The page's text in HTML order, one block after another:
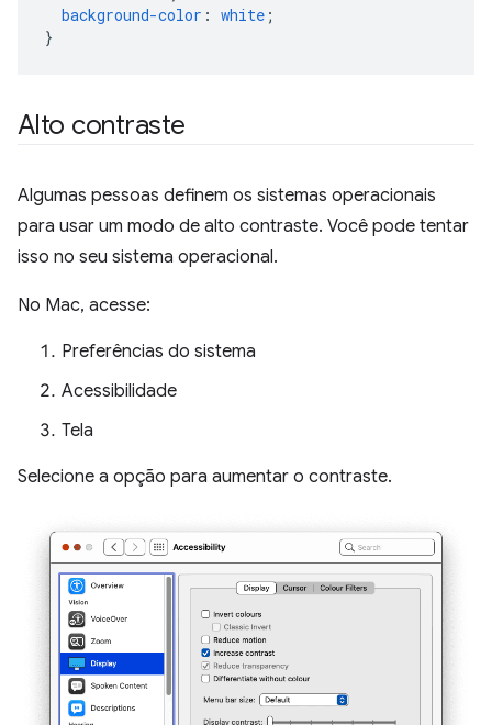
background-color : white ;
}
Alto contraste
Algumas pessoas definem os sistemas operacionais
para usar um modo de alto contraste. Você pode tentar
isso no seu sistema operacional.
No Mac, acesse:
Preferências do sistema
Acessibilidade
Tela
Selecione a opção para aumentar o contraste.